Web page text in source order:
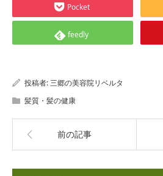
Pocket
feedly
投稿者:三郷の美容院リベルタ
髪質・髪の健康
前の記事